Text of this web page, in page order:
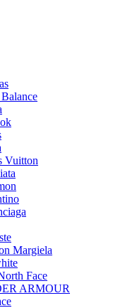
Vuitton
Margiela
Face
ARMOUR